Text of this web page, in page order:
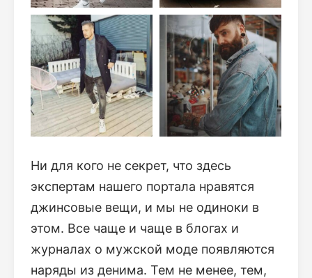
Ни для кого не секрет, что здесь
экспертам нашего портала нравятся
джинсовые вещи, и мы не одиноки в
этом. Все чаще и чаще в блогах и
журналах о мужской моде появляются
наряды из денима. Тем не менее, тем,